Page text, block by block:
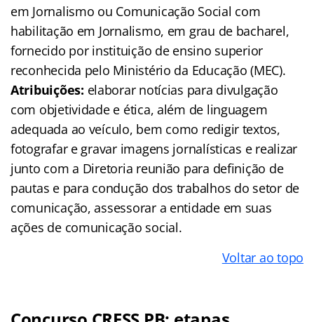
em Jornalismo ou Comunicação Social com
habilitação em Jornalismo, em grau de bacharel,
fornecido por instituição de ensino superior
reconhecida pelo Ministério da Educação (MEC).
Atribuições: elaborar notícias para divulgação
com objetividade e ética, além de linguagem
adequada ao veículo, bem como redigir textos,
fotografar e gravar imagens jornalísticas e realizar
junto com a Diretoria reunião para definição de
pautas e para condução dos trabalhos do setor de
comunicação, assessorar a entidade em suas
ações de comunicação social.
Voltar ao topo